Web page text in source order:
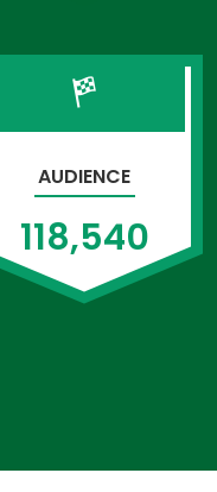
AUDIENCE
118,540